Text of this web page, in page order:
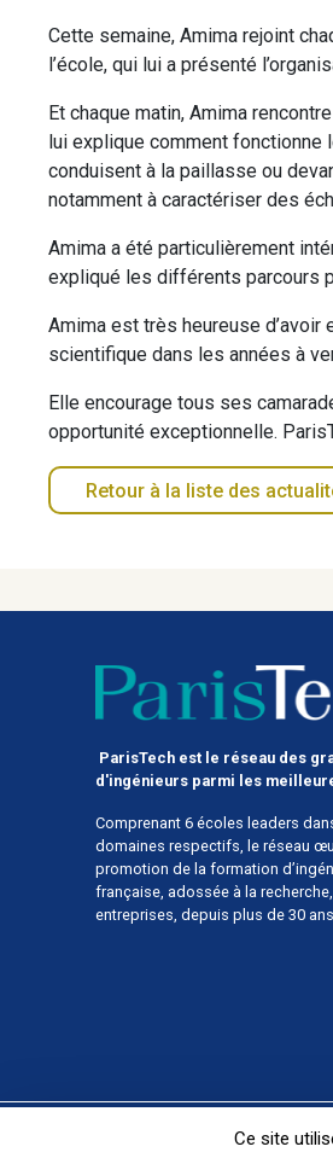
Cette semaine, Amima rejoint
l’école, qui lui a présenté
Et chaque matin, Amima
lui explique comment fonctionne
conduisent à la paillasse ou
notamment à caractériser des
Amima a été particulièrement
expliqué les différents parcours
Amima est très heureuse
scientifique dans les années à
Elle encourage tous ses
opportunité exceptionnelle.
Retour à la liste des
ParisTech est le réseau des
d'ingénieurs parmi les
Comprenant 6 écoles leaders
domaines respectifs, le réseau
promotion de la formation
française, adossée à la
entreprises, depuis plus de 30 ans.
Données personnelles
Ce site